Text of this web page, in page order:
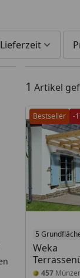
Lieferzeit
1 Artikel
Bestseller -
5
Weka
457